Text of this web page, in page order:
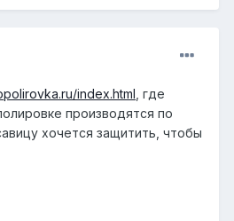
index.html , где
производятся по
хочется защитить, чтобы